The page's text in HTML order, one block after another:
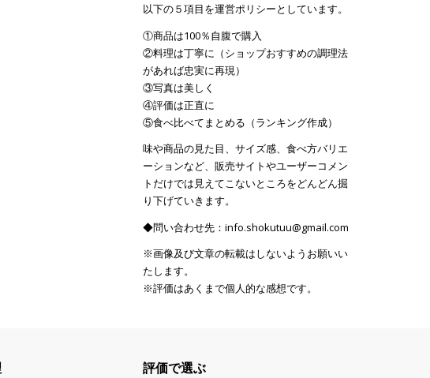
以下の５項目を運営ポリシーとしています。
①商品は100％自腹で購入
②料理は丁寧に（ショップおすすめの調理法
があれば忠実に再現）
③写真は美しく
④評価は正直に
⑤食べ比べてまとめる（ランキング作成）
味や商品の見た目、サイズ感、食べ方バリエ
ーションなど、販売サイトやユーザーコメン
トだけでは見えてこないところをどんどん掘
り下げていきます。
◆問い合わせ先：info.shokutuu@gmail.com
※画像及び文章の転載はしないようお願いい
たします。
※評価はあくまで個人的な感想です。
評価で選ぶ